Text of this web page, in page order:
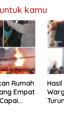
kamu
Rumah
Empat